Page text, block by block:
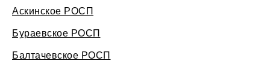
Аскинское РОСП
Бураевское РОСП
Балтачевское РОСП